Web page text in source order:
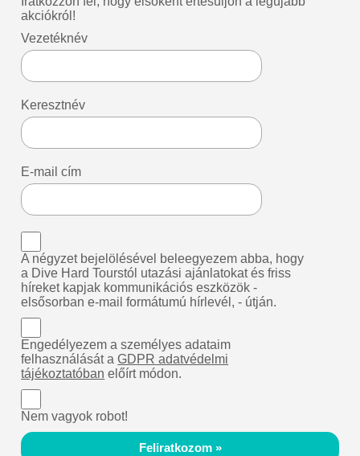
akciókról!
Vezetéknév
Keresztnév
E-mail cím
A négyzet bejelölésével beleegyezem abba, hogy
a Dive Hard Tourstól utazási ajánlatokat és friss
híreket kapjak kommunikációs eszközök -
elsősorban e-mail formátumú hírlevél, - útján.
Engedélyezem a személyes adataim
felhasználását aGDPR adatvédelmi
tájékoztatóban előírt módon.
Nem vagyok robot!
Feliratkozom »